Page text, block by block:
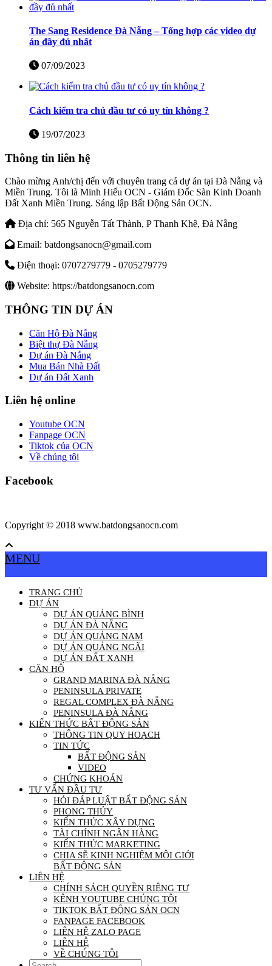
The Sang Residence Đà Nẵng – Tổng hợp các video dự
án đầy đủ nhất
07/09/2023
Cách kiểm tra chủ đầu tư có uy tín không ?
19/07/2023
Thông tin liên hệ
Chào mừng Anh/chị đến với chuyên trang cá dự án tại Đà Nẵng và
Miền Trung. Tôi là Minh Hiếu OCN - Giám Đốc Sàn Kinh Doanh
Đất Xanh Miền Trung. Sáng lập Bất Động Sản OCN.
Địa chỉ: 565 Nguyễn Tất Thành, P Thanh Khê, Đà Nẵng
Email: batdongsanocn@gmail.com
Điện thoại: 0707279779 - 0705279779
Website: https://batdongsanocn.com
THÔNG TIN DỰ ÁN
Căn Hộ Đà Nẵng
Biệt thự Đà Nẵng
Dự án Đà Nẵng
Mua Bán Nhà Đất
Dự án Đất Xanh
Liên hệ online
Youtube OCN
Fanpage OCN
Tiktok của OCN
Về chúng tôi
Facebook
Copyright © 2018 www.batdongsanocn.com
MENU
TRANG CHỦ
DỰ ÁN
DỰ ÁN QUẢNG BÌNH
DỰ ÁN ĐÀ NẴNG
DỰ ÁN QUẢNG NAM
DỰ ÁN QUẢNG NGÃI
DỰ ÁN ĐẤT XANH
CĂN HỘ
GRAND MARINA ĐÀ NẴNG
PENINSULA PRIVATE
REGAL COMPLEX ĐÀ NẴNG
PENINSULA ĐÀ NẴNG
KIẾN THỨC BẤT ĐỘNG SẢN
THÔNG TIN QUY HOẠCH
TIN TỨC
BẤT ĐỘNG SẢN
VIDEO
CHỨNG KHOÁN
TƯ VẤN ĐẦU TƯ
HỎI ĐÁP LUẬT BẤT ĐỘNG SẢN
PHONG THỦY
KIẾN THỨC XÂY DỰNG
TÀI CHÍNH NGÂN HÀNG
KIẾN THỨC MARKETING
CHIA SẼ KINH NGHIỆM MÔI GIỚI
BẤT ĐỘNG SẢN
LIÊN HỆ
CHÍNH SÁCH QUYỀN RIÊNG TƯ
KÊNH YOUTUBE CHÚNG TÔI
TIKTOK BẤT ĐỘNG SẢN OCN
FANPAGE FACEBOOK
LIÊN HỆ ZALO PAGE
LIÊN HỆ
VỀ CHÚNG TÔI